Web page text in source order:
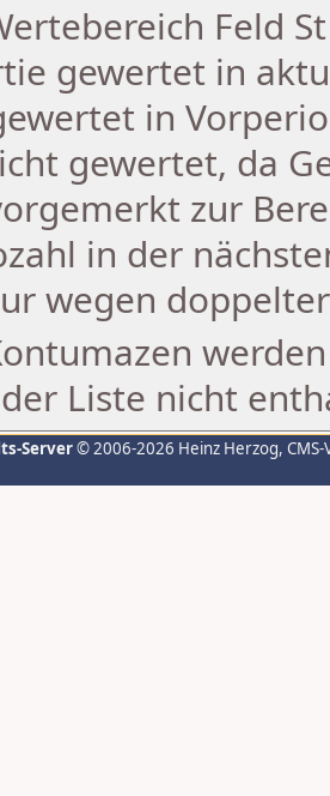
Feld
gewertet in
in
gewertet, da
zur
in der
wegen
Liste nicht
Server© 2006-2026 Heinz Herzog,